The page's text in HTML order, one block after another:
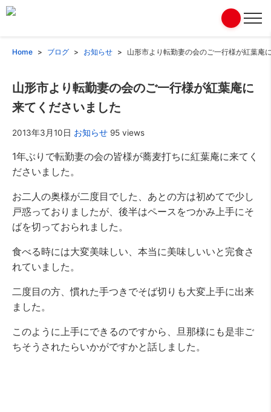
Home ブログ お知らせ 山形市より転勤妻の会のご一行様が紅葉庵
山形市より転勤妻の会のご一行様が紅葉庵に
来てくださいました
2013年3月10日 お知らせ 95 views
1年ぶりで転勤妻の会の皆様が蕎麦打ちに紅葉庵に来てく
ださいました。
お二人の奥様が二度目でした、あとの方は初めてで少し
戸惑っておりましたが、後半はペースをつかみ上手にそ
ばを切っておられました。
食べる時には大変美味しい、本当に美味しいいと完食さ
れていました。
二度目の方、慣れた手つきでそば切りも大変上手に出来
ました。
このように上手にできるのですから、旦那様にも是非ご
ちそうされたらいかがですかと話しました。